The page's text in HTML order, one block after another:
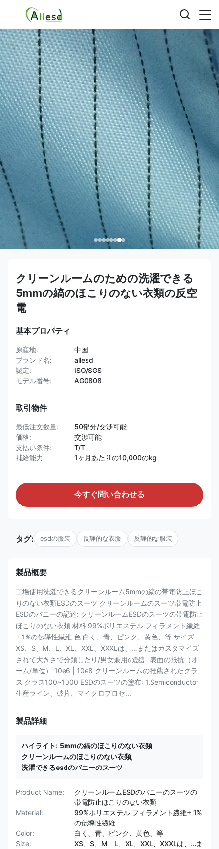
クリーンルームのための洗濯できる
5mmの縞のほこりのない衣類の反空
電
基本プロパティ
原産地:
中国
ブランド名:
allesd
認定:
ISO/SGS
モデル番号:
AG0808
取引物件
最低注文数量:
50部分/交渉可能
価格:
交渉可能
支払い条件:
T/T
補給能力:
1ヶ月あたりの10,000のkg
今すぐ問い合わせる
タグ: esdの服装 反静的な衣服 反静的な服装
製品概要
工場使用洗濯できるクリーンルーム5mmの縞の帯電防止ほこ
りのない衣類ESDのスーツ クリーンルームのスーツ帯電防止
ESDのバニーの記述: クリーンルームESDのスーツの帯電防止
ほこりのない衣類 材料 99%ポリエステル フィラメント繊維
+ 1%の伝導性繊維 色 白く、青、ピンク、黄色、等 サイズ
XS、S、M、L、XL、XXL、XXXLは、…またはカスタマイズ
されて大きさで分類したり/男女兼用の設計 表面の抵抗（オ
ーム/単位） 10e6 | 10e8 クリーンルームの推薦されたクラ
ス クラス100~1000 ESDのスーツの塗布: 1.Semiconductor
生産ライン、破片、マイクロプロセ...
製品詳細
ハイライト: 5mmの縞のほこりのない衣類,
クリーンルームのほこりのない衣類,
洗濯できるesdのバニーのスーツ
Product Name:
クリーンルームESDのバニーのスーツの
帯電防止ほこりのない衣類
Material:
99%ポリエステル フィラメント繊維+ 1%
の伝導性繊維
Color:
白く、青、ピンク、黄色、等
Size:
XS、S、M、L、XL、XXL、XXXLは、…ま